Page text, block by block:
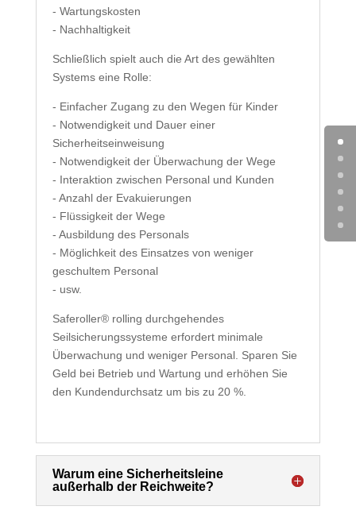
- Wartungskosten
- Nachhaltigkeit
Schließlich spielt auch die Art des gewählten
Systems eine Rolle:
- Einfacher Zugang zu den Wegen für Kinder
- Notwendigkeit und Dauer einer
Sicherheitseinweisung
- Notwendigkeit der Überwachung der Wege
- Interaktion zwischen Personal und Kunden
- Anzahl der Evakuierungen
- Flüssigkeit der Wege
- Ausbildung des Personals
- Möglichkeit des Einsatzes von weniger
geschultem Personal
- usw.
Saferoller® rolling durchgehendes
Seilsicherungssysteme erfordert minimale
Überwachung und weniger Personal. Sparen Sie
Geld bei Betrieb und Wartung und erhöhen Sie
den Kundendurchsatz um bis zu 20 %.
Warum eine Sicherheitsleine
außerhalb der Reichweite?